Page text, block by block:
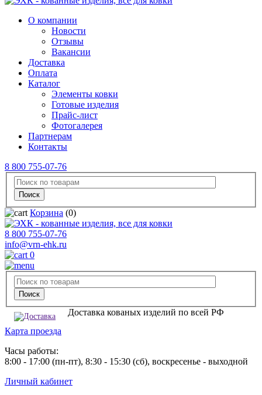
О компании
Новости
Отзывы
Вакансии
Доставка
Оплата
Каталог
Элементы ковки
Готовые изделия
Прайс-лист
Фотогалерея
Партнерам
Контакты
8 800 755-07-76
Корзина (0)
8 800 755-07-76
info@vrn-ehk.ru
0
Доставка кованых изделий по всей РФ
Карта проезда
Часы работы:
8:00 - 17:00 (пн-пт), 8:30 - 15:30 (сб), воскресенье - выходной
Личный кабинет